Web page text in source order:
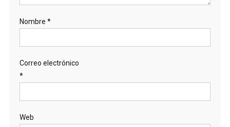
Nombre *
Correo electrónico
*
Web